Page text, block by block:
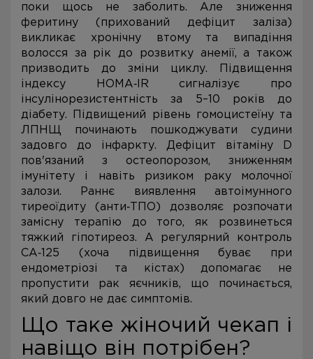
поки щось не заболить. Але зниження
феритину (прихований дефіцит заліза)
викликає хронічну втому та випадіння
волосся за рік до розвитку анемії, а також
призводить до зміни циклу. Підвищення
індексу HOMA‑IR сигналізує про
інсулінорезистентність за 5–10 років до
діабету. Підвищений рівень гомоцистеїну та
ЛПНЩ починають пошкоджувати судини
задовго до інфаркту. Дефіцит вітаміну D
пов'язаний з остеопорозом, зниженням
імунітету і навіть ризиком раку молочної
залози. Раннє виявлення автоімунного
тиреоїдиту (анти‑ТПО) дозволяє розпочати
замісну терапію до того, як розвинеться
тяжкий гіпотиреоз. А регулярний контроль
СА‑125 (хоча підвищення буває при
ендометріозі та кістах) допомагає не
пропустити рак яєчників, що починається,
який довго не дає симптомів.
Що таке жіночий чекап і
навіщо він потрібен?